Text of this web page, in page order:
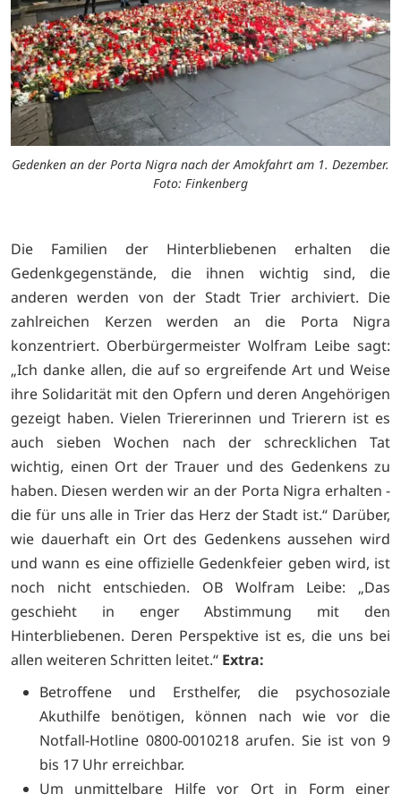
Gedenken an der Porta Nigra nach der Amokfahrt am 1. Dezember.
Foto: Finkenberg
Die Familien der Hinterbliebenen erhalten die
Gedenkgegenstände, die ihnen wichtig sind, die
anderen werden von der Stadt Trier archiviert. Die
zahlreichen Kerzen werden an die Porta Nigra
konzentriert. Oberbürgermeister Wolfram Leibe sagt:
„Ich danke allen, die auf so ergreifende Art und Weise
ihre Solidarität mit den Opfern und deren Angehörigen
gezeigt haben. Vielen Triererinnen und Trierern ist es
auch sieben Wochen nach der schrecklichen Tat
wichtig, einen Ort der Trauer und des Gedenkens zu
haben. Diesen werden wir an der Porta Nigra erhalten -
die für uns alle in Trier das Herz der Stadt ist.“ Darüber,
wie dauerhaft ein Ort des Gedenkens aussehen wird
und wann es eine offizielle Gedenkfeier geben wird, ist
noch nicht entschieden. OB Wolfram Leibe: „Das
geschieht in enger Abstimmung mit den
Hinterbliebenen. Deren Perspektive ist es, die uns bei
allen weiteren Schritten leitet.“ Extra:
Betroffene und Ersthelfer, die psychosoziale
Akuthilfe benötigen, können nach wie vor die
Notfall-Hotline 0800-0010218 arufen. Sie ist von 9
bis 17 Uhr erreichbar.
Um unmittelbare Hilfe vor Ort in Form einer